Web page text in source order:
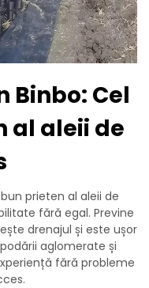
Binbo: Cel
al aleii de
prieten al aleii de
fără egal. Previne
drenajul și este ușor
aglomerate și
fără probleme